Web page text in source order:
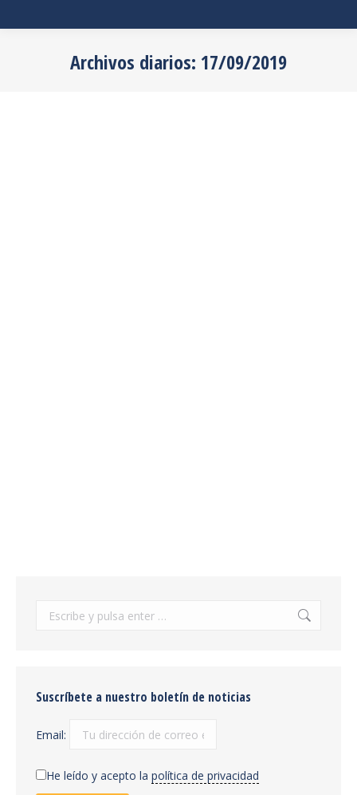
Archivos diarios: 17/09/2019
Buscar:
Suscríbete a nuestro boletín de noticias
Email:
He leído y acepto la política de privacidad